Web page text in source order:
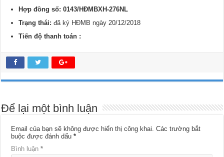
Hợp đồng số: 0143/HĐMBXH-276NL
Trạng thái:đã ký HĐMB ngày 20/12/2018
Tiến độ thanh toán :
Để lại một bình luận
Email của bạn sẽ không được hiển thị công khai. Các trường bắt
buộc được đánh dấu*
Bình luận*